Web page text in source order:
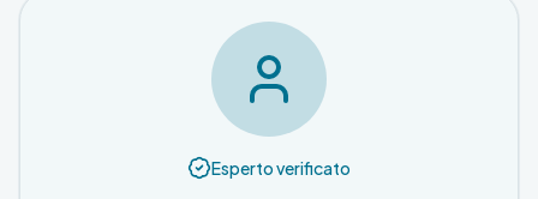
Esperto verificato